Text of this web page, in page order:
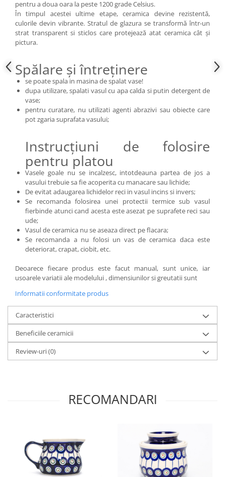
pentru a doua oara la peste 1200 grade Celsius.
În timpul acestei ultime etape, ceramica devine rezistentă,
culorile devin vibrante. Stratul de glazura se transformă într-un
strat transparent si sticlos care protejează atat ceramica cât și
pictura.
Spălare și întreținere
se poate spala in masina de spalat vase!
dupa utilizare, spalati vasul cu apa calda si putin detergent de
vase;
pentru curatare, nu utilizati agenti abrazivi sau obiecte care
pot zgaria suprafata vasului;
Instrucțiuni de folosire
pentru platou
Vasele goale nu se incalzesc, intotdeauna partea de jos a
vasului trebuie sa fie acoperita cu manacare sau lichide;
De evitat adaugarea lichidelor reci in vasul incins si invers;
Se recomanda folosirea unei protectii termice sub vasul
fierbinde atunci cand acesta este asezat pe suprafete reci sau
ude;
Vasul de ceramica nu se aseaza direct pe flacara;
Se recomanda a nu folosi un vas de ceramica daca este
deteriorat, crapat, ciobit, etc.
Deoarece fiecare produs este facut manual, sunt unice, iar
usoarele variatii ale modelului , dimensiunilor si greutatii sunt
Informatii conformitate produs
Caracteristici
Beneficiile ceramicii
Review-uri(0)
RECOMANDARI